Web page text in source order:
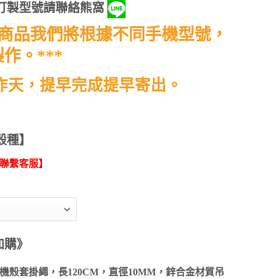
製型號請聯絡熊窩
品我們將根據不同手機型號，
作。***
天，提早完成提早寄出。
】
繫客服】
》
殼套掛繩，長120CM，直徑10MM，鋅合金材質吊